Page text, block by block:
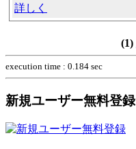
詳しく
(1)
execution time : 0.184 sec
新規ユーザー無料登録